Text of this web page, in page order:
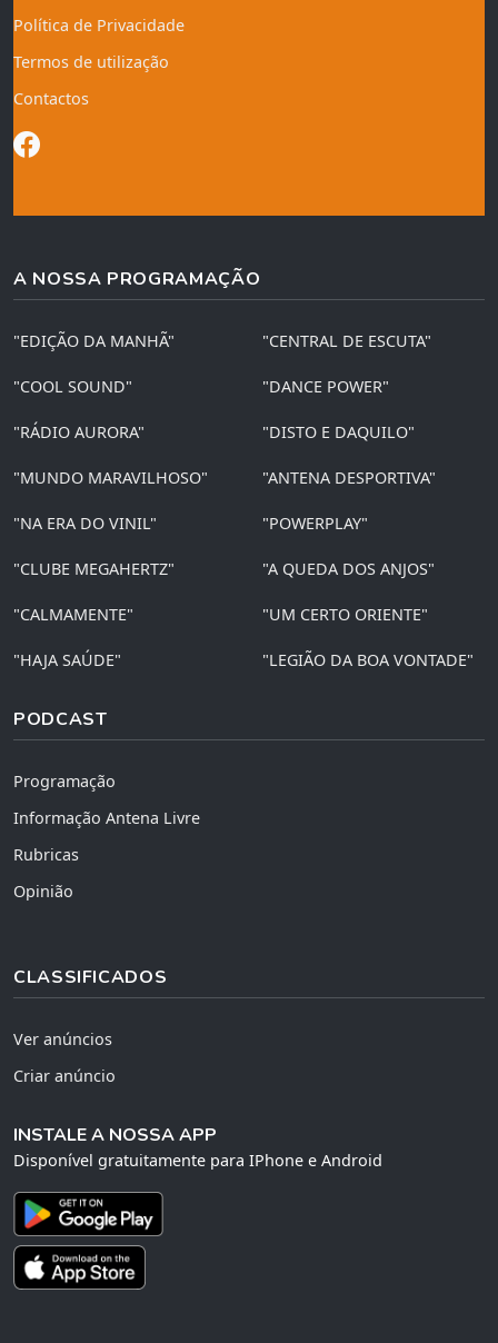
Política de Privacidade
Termos de utilização
Contactos
A NOSSA PROGRAMAÇÃO
"EDIÇÃO DA MANHÃ" "CENTRAL DE ESCUTA"
"COOL SOUND" "DANCE POWER"
"RÁDIO AURORA" "DISTO E DAQUILO"
"MUNDO MARAVILHOSO" "ANTENA DESPORTIVA"
"NA ERA DO VINIL" "POWERPLAY"
"CLUBE MEGAHERTZ" "A QUEDA DOS ANJOS"
"CALMAMENTE" "UM CERTO ORIENTE"
"HAJA SAÚDE" "LEGIÃO DA BOA VONTADE"
PODCAST
Programação
Informação Antena Livre
Rubricas
Opinião
CLASSIFICADOS
Ver anúncios
Criar anúncio
INSTALE A NOSSA APP
Disponível gratuitamente para IPhone e Android